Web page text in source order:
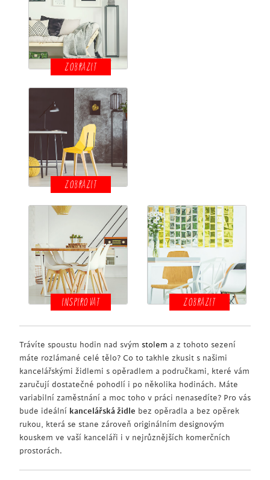
ZOBRAZIT
ZOBRAZIT
INSPIROVAT ZOBRAZIT
Trávíte spoustu hodin nad svým stolem a z tohoto sezení
máte rozlámané celé tělo? Co to takhle zkusit s našimi
kancelářskými židlemi s opěradlem a područkami, které vám
zaručují dostatečné pohodlí i po několika hodinách. Máte
variabilní zaměstnání a moc toho v práci nenasedíte? Pro vás
bude ideální kancelářská židle bez opěradla a bez opěrek
rukou, která se stane zároveň originálním designovým
kouskem ve vaší kanceláři i v nejrůznějších komerčních
prostorách.